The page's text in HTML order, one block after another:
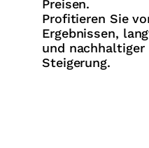
Preisen.
Profitieren Sie
Ergebnissen,
und nachhaltiger
Steigerung.